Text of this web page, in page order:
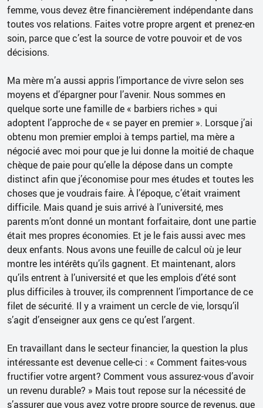
femme, vous devez être financièrement indépendante dans
toutes vos relations. Faites votre propre argent et prenez-en
soin, parce que c’est la source de votre pouvoir et de vos
décisions.
Ma mère m’a aussi appris l’importance de vivre selon ses
moyens et d’épargner pour l’avenir. Nous sommes en
quelque sorte une famille de « barbiers riches » qui
adoptent l’approche de « se payer en premier ». Lorsque j’ai
obtenu mon premier emploi à temps partiel, ma mère a
négocié avec moi pour que je lui donne la moitié de chaque
chèque de paie pour qu’elle la dépose dans un compte
distinct afin que j’économise pour mes études et toutes les
choses que je voudrais faire. À l’époque, c’était vraiment
difficile. Mais quand je suis arrivé à l’université, mes
parents m’ont donné un montant forfaitaire, dont une partie
était mes propres économies. Et je le fais aussi avec mes
deux enfants. Nous avons une feuille de calcul où je leur
montre les intérêts qu’ils gagnent. Et maintenant, alors
qu’ils entrent à l’université et que les emplois d’été sont
plus difficiles à trouver, ils comprennent l’importance de ce
filet de sécurité. Il y a vraiment un cercle de vie, lorsqu’il
s’agit d’enseigner aux gens ce qu’est l’argent.
En travaillant dans le secteur financier, la question la plus
intéressante est devenue celle-ci : « Comment faites-vous
fructifier votre argent? Comment vous assurez-vous d’avoir
un revenu durable? » Mais tout repose sur la nécessité de
s’assurer que vous avez votre propre source de revenus, que